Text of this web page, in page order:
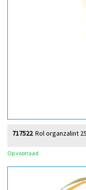
Rol organzalint
717522
Op voorraad